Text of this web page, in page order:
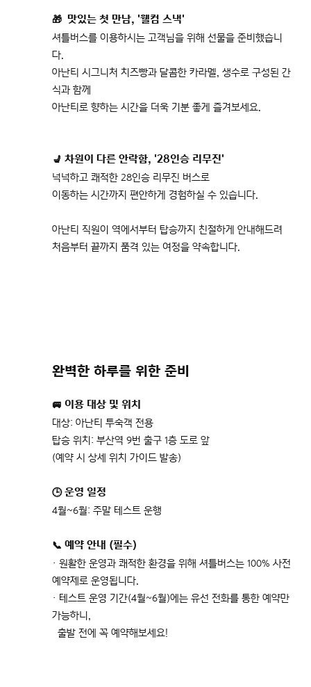
🎁 맛있는 첫 만남, '웰컴 스낵'
셔틀버스를 이용하시는 고객님을 위해 선물을 준비했습니
다.
아난티 시그니처 치즈빵과 달콤한 카라멜, 생수로 구성된 간
식과 함께
아난티로 향하는 시간을 더욱 기분 좋게 즐겨보세요.
💺 차원이 다른 안락함, '28인승 리무진'
넉넉하고 쾌적한 28인승 리무진 버스로
이동하는 시간까지 편안하게 경험하실 수 있습니다.
아난티 직원이 역에서부터 탑승까지 친절하게 안내해드려
처음부터 끝까지 품격 있는 여정을 약속합니다.
완벽한 하루를 위한 준비
🚐 이용 대상 및 위치
대상: 아난티 투숙객 전용
탑승 위치: 부산역 9번 출구 1층 도로 앞
(예약 시 상세 위치 가이드 발송)
🕒 운영 일정
4월~6월: 주말 테스트 운행
📞 예약 안내 (필수)
· 원활한 운영과 쾌적한 환경을 위해 셔틀버스는 100% 사전
예약제로 운영됩니다.
· 테스트 운영 기간(4월~6월)에는 유선 전화를 통한 예약만
가능하니,
출발 전에 꼭 예약해보세요!